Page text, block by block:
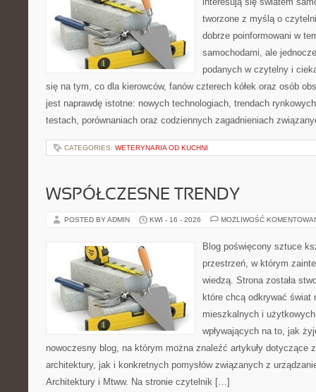
tworzone z myślą o
dobrze poinformowani w
samochodami, ale
podanych w czytelny i
się na tym, co dla kierowców, fanów czterech kółek oraz osób
jest naprawdę istotne: nowych technologiach, trendach
testach, porównaniach oraz codziennych zagadnieniach
CATEGORIES: WETERYNARIA OD KUCHNI
WSPÓŁCZESNE TRENDY
POSTED BY ADMIN KWI - 16 - 2026 MOŻLIWOŚĆ
Blog poświęcony sztuce
przestrzeń, w którym
wiedzą. Strona została
które chcą odkrywać świat
mieszkalnych i
wpływających na to, jak
nowoczesny blog, na którym można znaleźć artykuły dotyczące
architektury, jak i konkretnych pomysłów związanych z
Architektury i Mtww. Na stronie czytelnik […]